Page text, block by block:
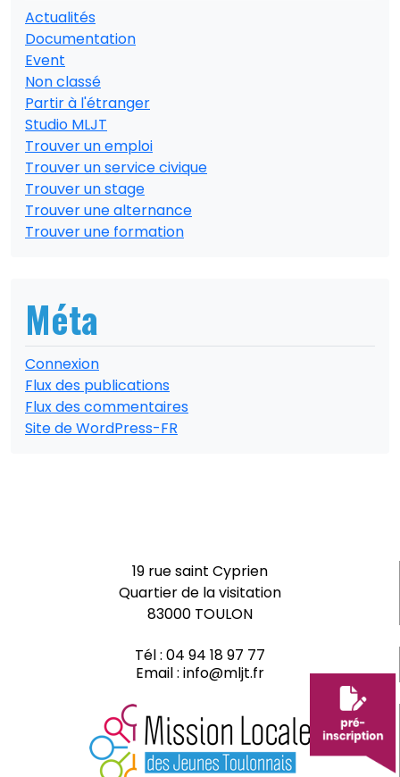
Actualités
Documentation
Event
Non classé
Partir à l'étranger
Studio MLJT
Trouver un emploi
Trouver un service civique
Trouver un stage
Trouver une alternance
Trouver une formation
Méta
Connexion
Flux des publications
Flux des commentaires
Site de WordPress-FR
19 rue saint Cyprien
Quartier de la visitation
83000 TOULON
Tél : 04 94 18 97 77
Email : info@mljt.fr